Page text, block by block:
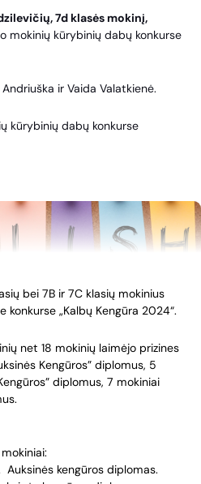
7d klasės mokinį,
mokinių kūrybinių dabų konkurse
ir Vaida Valatkienė.
kūrybinių dabų konkurse
bei 7B ir 7C klasių mokinius
konkurse „Kalbų Kengūra 2024“.
net 18 mokinių laimėjo prizines
Kengūros” diplomus, 5
diplomus, 7 mokiniai
Auksinės kengūros diplomas.